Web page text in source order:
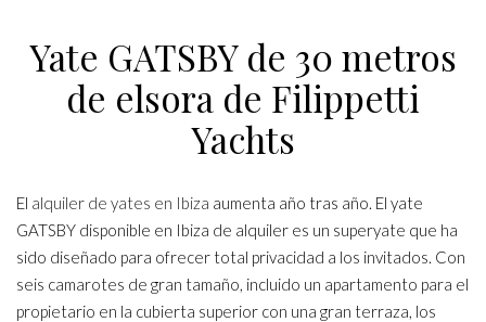
Yate GATSBY de 30 metros
de elsora de Filippetti
Yachts
El alquiler de yates en Ibiza aumenta año tras año. El yate
GATSBY disponible en Ibiza de alquiler es un superyate que ha
sido diseñado para ofrecer total privacidad a los invitados. Con
seis camarotes de gran tamaño, incluido un apartamento para el
propietario en la cubierta superior con una gran terraza, los